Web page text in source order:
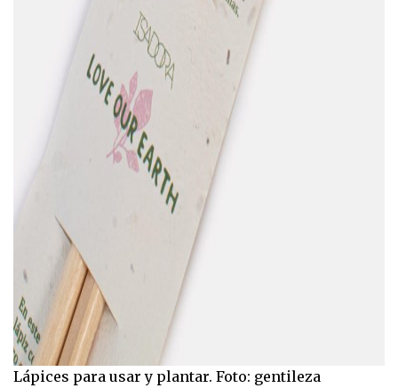
Lápices para usar y plantar. Foto: gentileza